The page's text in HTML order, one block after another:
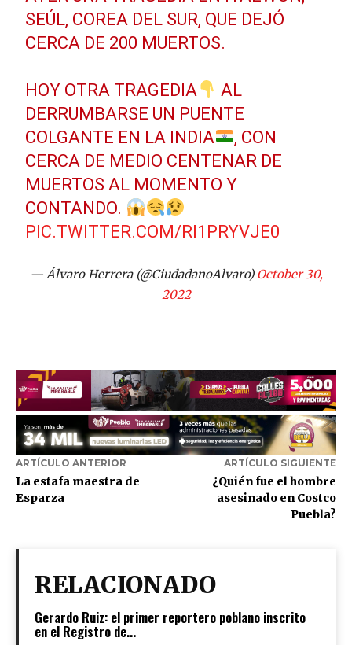
SEÚL, COREA DEL SUR, QUE DEJÓ
CERCA DE 200 MUERTOS.
HOY OTRA TRAGEDIA
AL
DERRUMBARSE UN PUENTE
COLGANTE EN LA INDIA
, CON
CERCA DE MEDIO CENTENAR DE
MUERTOS AL MOMENTO Y
CONTANDO.
PIC.TWITTER.COM/RI1PRYVJE0
— Álvaro Herrera (@CiudadanoAlvaro) October 30,
2022
ARTÍCULO ANTERIOR
La estafa maestra de
Esparza
ARTÍCULO SIGUIENTE
¿Quién fue el hombre
asesinado en Costco
Puebla?
RELACIONADO
Gerardo Ruiz: el primer reportero poblano inscrito
en el Registro de...